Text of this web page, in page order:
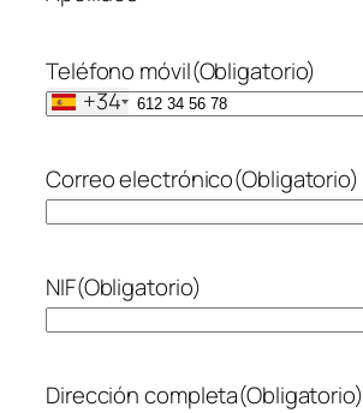
Teléfono móvil(Obligatorio)
+34
Correo electrónico(Obligatorio)
NIF(Obligatorio)
Dirección completa(Obligatorio)